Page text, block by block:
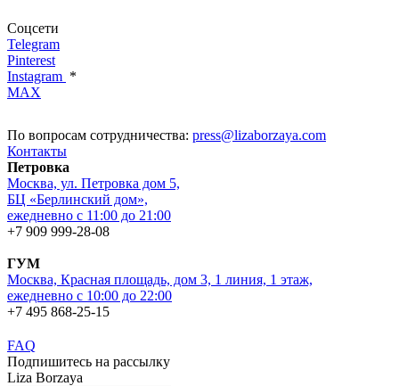
Соцсети
Telegram
Pinterest
Instagram *
MAX
По вопросам сотрудничества: press@lizaborzaya.com
Контакты
Петровка
Москва, ул. Петровка дом 5,
БЦ «Берлинский дом»,
ежедневно с 11:00 до 21:00
+7 909 999-28-08
ГУМ
Москва, Красная площадь, дом 3, 1 линия, 1 этаж,
ежедневно с 10:00 до 22:00
+7 495 868-25-15
FAQ
Подпишитесь на рассылку
Liza Borzaya